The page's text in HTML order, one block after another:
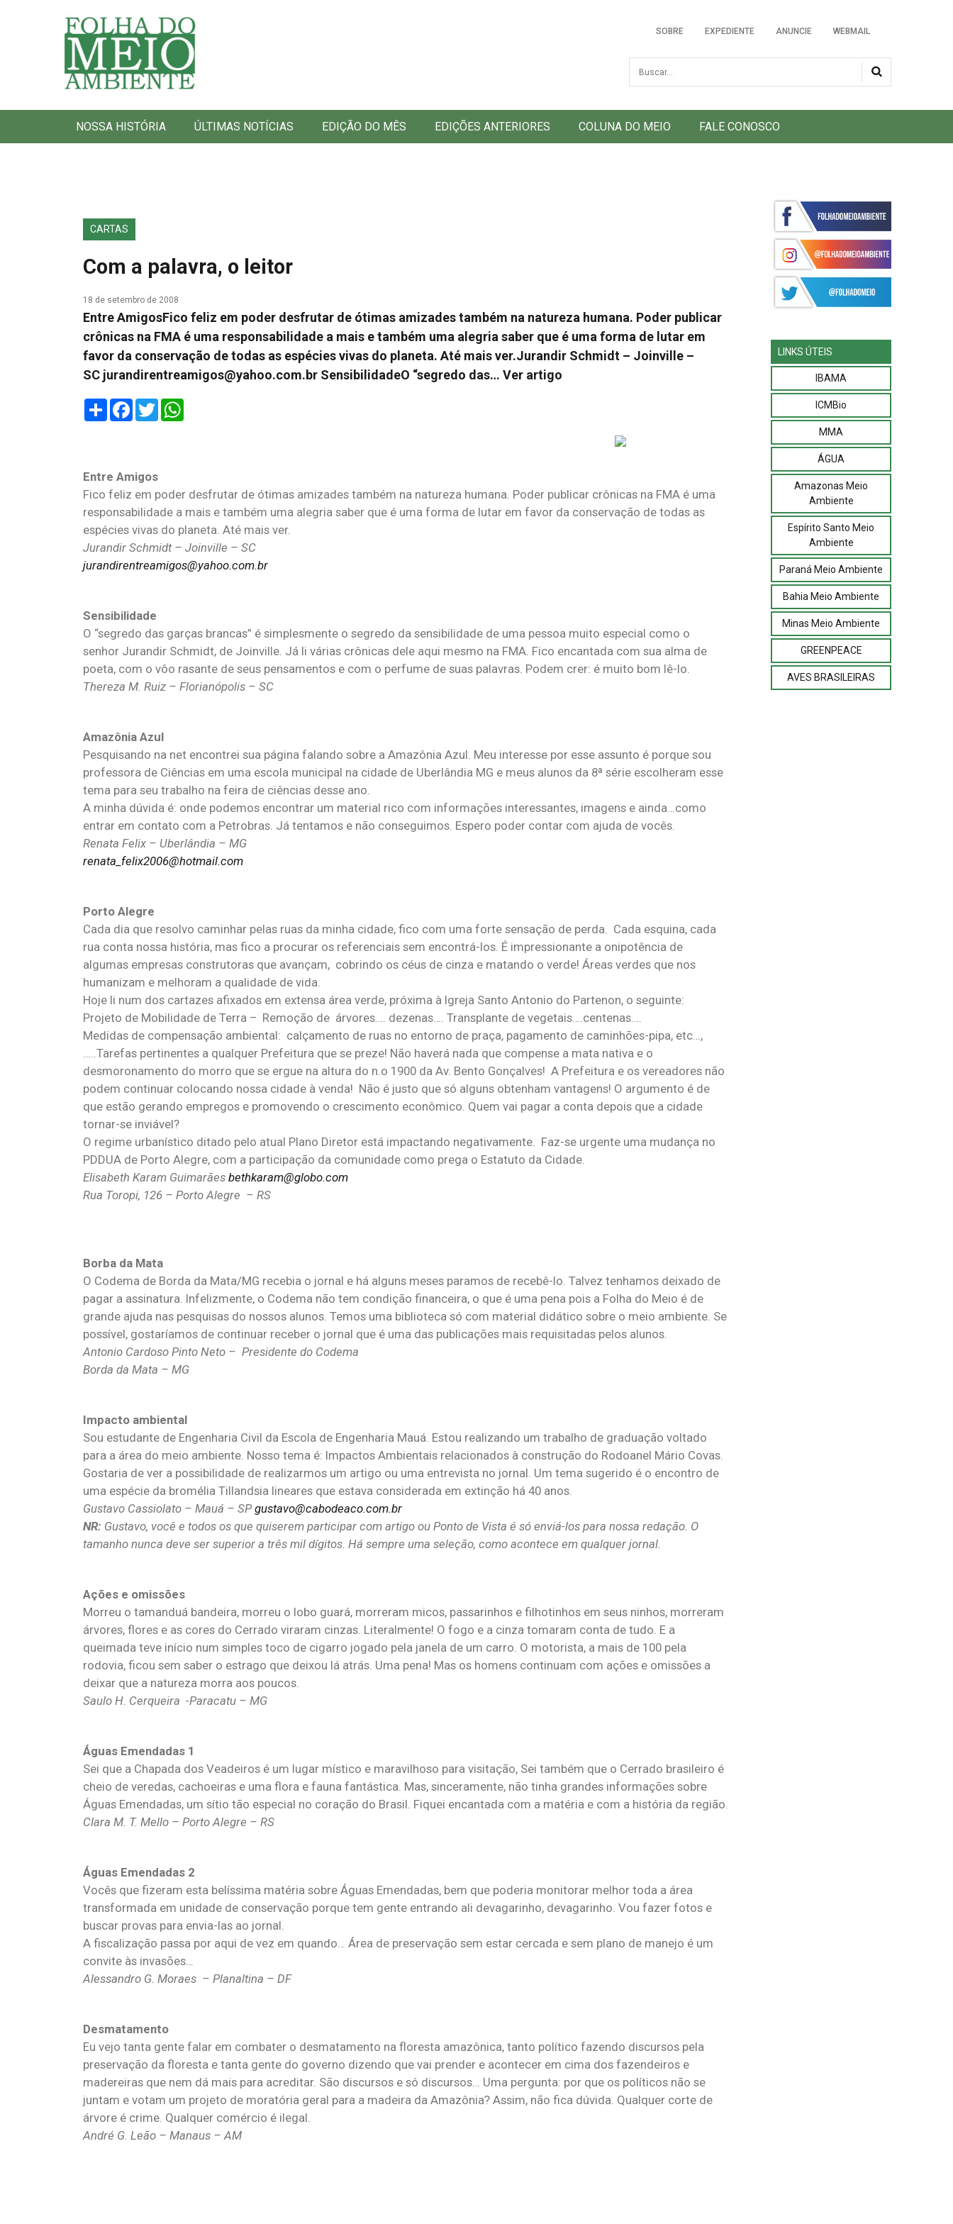
Folha do Meio Ambiente
SOBRE EXPEDIENTE ANUNCIE WEBMAIL
Busca
NOSSA HISTÓRIA ÚLTIMAS NOTÍCIAS EDIÇÃO DO MÊS EDIÇÕES ANTERIORES COLUNA DO MEIO FALE CONOSCO
CARTAS
Com a palavra, o leitor
18 de setembro de 2008
Entre AmigosFico feliz em poder desfrutar de ótimas amizades também na natureza humana. Poder publicar
crônicas na FMA é uma responsabilidade a mais e também uma alegria saber que é uma forma de lutar em
favor da conservação de todas as espécies vivas do planeta. Até mais ver.Jurandir Schmidt – Joinville –
SC jurandirentreamigos@yahoo.com.br SensibilidadeO “segredo das… Ver artigo
ShareFacebook
Twitter
Entre Amigos
Fico feliz em poder desfrutar de ótimas amizades também na natureza humana. Poder publicar crônicas na FMA é uma
responsabilidade a mais e também uma alegria saber que é uma forma de lutar em favor da conservação de todas as
espécies vivas do planeta. Até mais ver.
Jurandir Schmidt – Joinville – SC
jurandirentreamigos@yahoo.com.br
Sensibilidade
O “segredo das garças brancas” é simplesmente o segredo da sensibilidade de uma pessoa muito especial como o
senhor Jurandir Schmidt, de Joinville. Já li várias crônicas dele aqui mesmo na FMA. Fico encantada com sua alma de
poeta, com o vôo rasante de seus pensamentos e com o perfume de suas palavras. Podem crer: é muito bom lê-lo.
Thereza M. Ruiz – Florianópolis – SC
Amazônia Azul
Pesquisando na net encontrei sua página falando sobre a Amazônia Azul. Meu interesse por esse assunto é porque sou
professora de Ciências em uma escola municipal na cidade de Uberlândia MG e meus alunos da 8ª série escolheram esse
tema para seu trabalho na feira de ciências desse ano.
A minha dúvida é: onde podemos encontrar um material rico com informações interessantes, imagens e ainda…como
entrar em contato com a Petrobras. Já tentamos e não conseguimos. Espero poder contar com ajuda de vocês.
Renata Felix – Uberlândia – MG
renata_felix2006@hotmail.com
Porto Alegre
Cada dia que resolvo caminhar pelas ruas da minha cidade, fico com uma forte sensação de perda. Cada esquina, cada
rua conta nossa história, mas fico a procurar os referenciais sem encontrá-los. É impressionante a onipotência de
algumas empresas construtoras que avançam, cobrindo os céus de cinza e matando o verde! Áreas verdes que nos
humanizam e melhoram a qualidade de vida.
Hoje li num dos cartazes afixados em extensa área verde, próxima à Igreja Santo Antonio do Partenon, o seguinte:
Projeto de Mobilidade de Terra – Remoção de árvores…. dezenas…. Transplante de vegetais….centenas….
Medidas de compensação ambiental: calçamento de ruas no entorno de praça, pagamento de caminhões-pipa, etc…,
…..Tarefas pertinentes a qualquer Prefeitura que se preze! Não haverá nada que compense a mata nativa e o
desmoronamento do morro que se ergue na altura do n.o 1900 da Av. Bento Gonçalves! A Prefeitura e os vereadores não
podem continuar colocando nossa cidade à venda! Não é justo que só alguns obtenham vantagens! O argumento é de
que estão gerando empregos e promovendo o crescimento econômico. Quem vai pagar a conta depois que a cidade
tornar-se inviável?
O regime urbanístico ditado pelo atual Plano Diretor está impactando negativamente. Faz-se urgente uma mudança no
PDDUA de Porto Alegre, com a participação da comunidade como prega o Estatuto da Cidade.
Elisabeth Karam Guimarães bethkaram@globo.com
Rua Toropi, 126 – Porto Alegre – RS
Borba da Mata
O Codema de Borda da Mata/MG recebia o jornal e há alguns meses paramos de recebê-lo. Talvez tenhamos deixado de
pagar a assinatura. Infelizmente, o Codema não tem condição financeira, o que é uma pena pois a Folha do Meio é de
grande ajuda nas pesquisas do nossos alunos. Temos uma biblioteca só com material didático sobre o meio ambiente. Se
possível, gostaríamos de continuar receber o jornal que é uma das publicações mais requisitadas pelos alunos.
Antonio Cardoso Pinto Neto – Presidente do Codema
Borda da Mata – MG
Impacto ambiental
Sou estudante de Engenharia Civil da Escola de Engenharia Mauá. Estou realizando um trabalho de graduação voltado
para a área do meio ambiente. Nosso tema é: Impactos Ambientais relacionados à construção do Rodoanel Mário Covas.
Gostaria de ver a possibilidade de realizarmos um artigo ou uma entrevista no jornal. Um tema sugerido é o encontro de
uma espécie da bromélia Tillandsia lineares que estava considerada em extinção há 40 anos.
Gustavo Cassiolato – Mauá – SPgustavo@cabodeaco.com.br
NR: Gustavo, você e todos os que quiserem participar com artigo ou Ponto de Vista é só enviá-los para nossa redação. O
tamanho nunca deve ser superior a três mil dígitos. Há sempre uma seleção, como acontece em qualquer jornal.
Ações e omissões
Morreu o tamanduá bandeira, morreu o lobo guará, morreram micos, passarinhos e filhotinhos em seus ninhos, morreram
árvores, flores e as cores do Cerrado viraram cinzas. Literalmente! O fogo e a cinza tomaram conta de tudo. E a
queimada teve início num simples toco de cigarro jogado pela janela de um carro. O motorista, a mais de 100 pela
rodovia, ficou sem saber o estrago que deixou lá atrás. Uma pena! Mas os homens continuam com ações e omissões a
deixar que a natureza morra aos poucos.
Saulo H. Cerqueira -Paracatu – MG
Águas Emendadas 1
Sei que a Chapada dos Veadeiros é um lugar místico e maravilhoso para visitação, Sei também que o Cerrado brasileiro é
cheio de veredas, cachoeiras e uma flora e fauna fantástica. Mas, sinceramente, não tinha grandes informações sobre
Águas Emendadas, um sítio tão especial no coração do Brasil. Fiquei encantada com a matéria e com a história da região.
Clara M. T. Mello – Porto Alegre – RS
Águas Emendadas 2
Vocês que fizeram esta belíssima matéria sobre Águas Emendadas, bem que poderia monitorar melhor toda a área
transformada em unidade de conservação porque tem gente entrando ali devagarinho, devagarinho. Vou fazer fotos e
buscar provas para envia-las ao jornal.
A fiscalização passa por aqui de vez em quando… Área de preservação sem estar cercada e sem plano de manejo é um
convite às invasões…
Alessandro G. Moraes – Planaltina – DF
Desmatamento
Eu vejo tanta gente falar em combater o desmatamento na floresta amazônica, tanto político fazendo discursos pela
preservação da floresta e tanta gente do governo dizendo que vai prender e acontecer em cima dos fazendeiros e
madereiras que nem dá mais para acreditar. São discursos e só discursos… Uma pergunta: por que os políticos não se
juntam e votam um projeto de moratória geral para a madeira da Amazônia? Assim, não fica dúvida. Qualquer corte de
árvore é crime. Qualquer comércio é ilegal.
André G. Leão – Manaus – AM
LINKS ÚTEIS
IBAMA
ICMBio
MMA
ÁGUA
Amazonas Meio
Ambiente
Espírito Santo Meio
Ambiente
Paraná Meio Ambiente
Bahia Meio Ambiente
Minas Meio Ambiente
GREENPEACE
AVES BRASILEIRAS